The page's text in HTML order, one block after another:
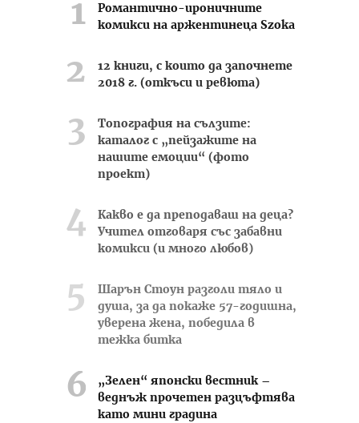
Романтично-ироничните
комикси на аржентинеца Szoka
12 книги, с които да започнете
2018 г. (откъси и ревюта)
Топография на сълзите:
каталог с „пейзажите на
нашите емоции“ (фото
проект)
Какво е да преподаваш на деца?
Учител отговаря със забавни
комикси (и много любов)
Шарън Стоун разголи тяло и
душа, за да покаже 57-годишна,
уверена жена, победила в
тежка битка
„Зелен“ японски вестник –
веднъж прочетен разцъфтява
като мини градина